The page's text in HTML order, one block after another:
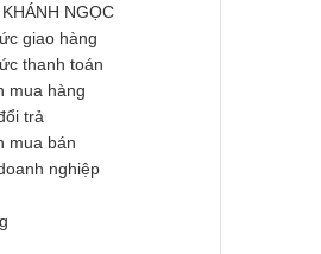
NGỌC
giao hàng
thanh toán
mua hàng
trả
mua bán
nghiệp